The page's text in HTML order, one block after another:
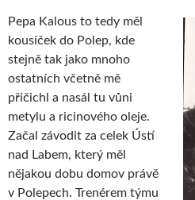
Pepa Kalous to tedy měl
kousíček do Polep, kde
stejně tak jako mnoho
ostatních včetně mě
přičichl a nasál tu vůni
metylu a ricinového oleje.
Začal závodit za celek Ústí
nad Labem, který měl
nějakou dobu domov právě
v Polepech. Trenérem týmu